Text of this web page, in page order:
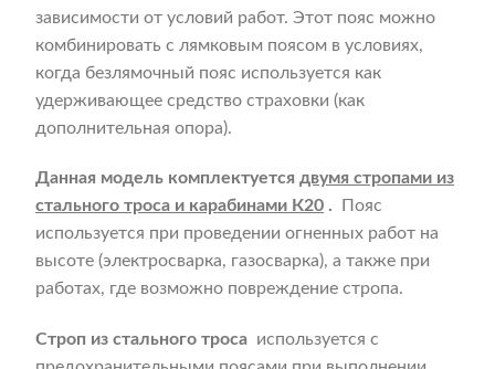
зависимости от условий работ. Этот пояс можно
комбинировать с лямковым поясом в условиях,
когда безлямочный пояс используется как
удерживающее средство страховки (как
дополнительная опора).
Данная модель комплектуетсядвумя стропами из
стального троса и карабинами К20 .
Пояс
используется при проведении огненных работ на
высоте (электросварка, газосварка), а также при
работах, где возможно повреждение стропа.
Строп из стального троса используется с